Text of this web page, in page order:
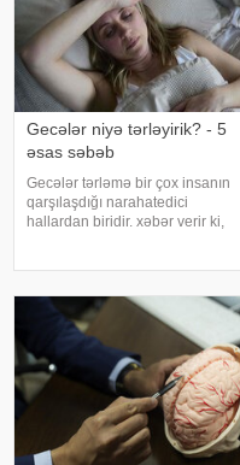
Gecələr niyə tərləyirik? - 5
əsas səbəb
Gecələr tərləmə bir çox insanın
qarşılaşdığı narahatedici
hallardan biridir. xəbər verir ki,
sağlamlıq problemlərinin əlamət